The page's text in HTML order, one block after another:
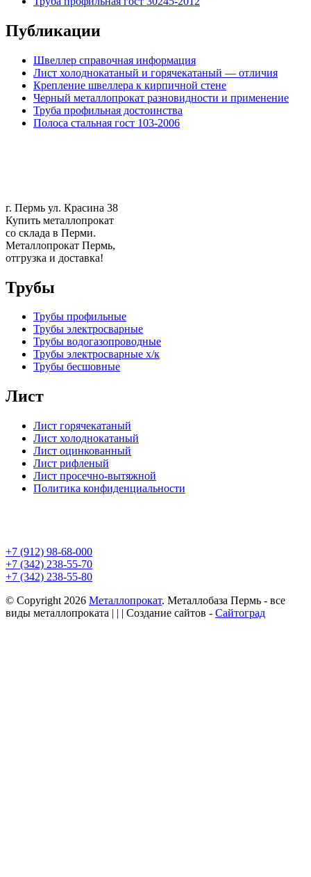
Публикации
Швеллер справочная информация
Лист холоднокатаный и горячекатаный — отличия
Крепление швеллера к кирпичной стене
Черный металлопрокат разновидности и применение
Труба профильная достоинства
Полоса стальная гост 103-2006
г. Пермь ул. Красина 38
Купить металлопрокат
со склада в Перми.
Металлопрокат Пермь,
отгрузка и доставка!
Трубы
Трубы профильные
Трубы электросварные
Трубы водогазопроводные
Трубы электросварные х/к
Трубы бесшовные
Лист
Лист горячекатаный
Лист холоднокатаный
Лист оцинкованный
Лист рифленый
Лист просечно-вытяжной
Политика конфиденциальности
+7 (912) 98-68-000
+7 (342) 238-55-70
+7 (342) 238-55-80
© Copyright 2026 Металлопрокат. Металлобаза Пермь - все
виды металлопроката | | | Создание сайтов - Сайтоград